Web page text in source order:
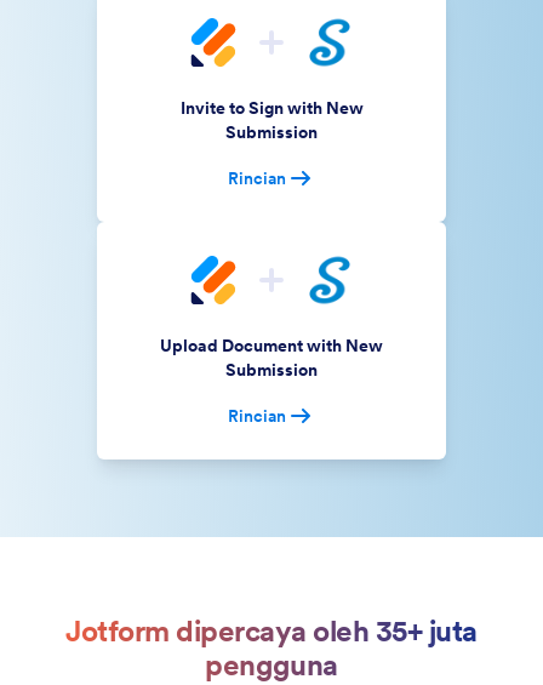
Invite to Sign with New
Submission
Rincian
Upload Document with New
Submission
Rincian
Jotform dipercaya oleh 35+ juta
pengguna